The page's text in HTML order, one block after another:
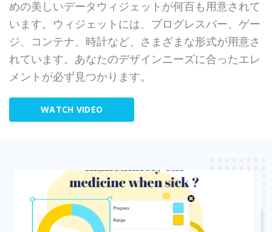
めの美しいデータウィジェットが何百も用意されて
います。ウィジェットには、プログレスバー、ゲー
ジ、コンテナ、時計など、さまざまな形式が用意さ
れています。あなたのデザインニーズに合ったエレ
メントが必ず見つかります。
WATCH VIDEO